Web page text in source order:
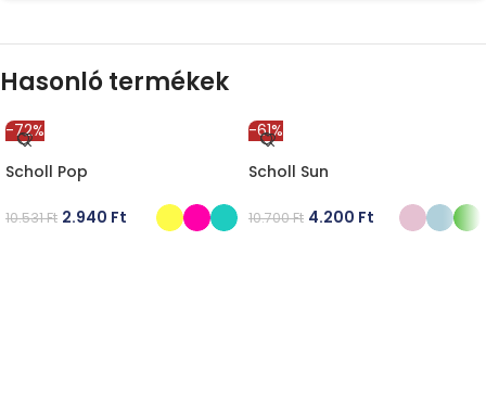
Hasonló termékek
-72%
Scholl Pop
10.531Ft 2.940 Ft
-61%
Scholl Sun
10.700Ft 4.200 Ft